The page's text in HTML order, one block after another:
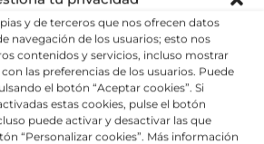
y de terceros que nos ofrecen datos
navegación de los usuarios; esto nos
contenidos y servicios, incluso mostrar
las preferencias de los usuarios. Puede
el botón “Aceptar cookies”. Si
estas cookies, pulse el botón
puede activar y desactivar las que
“Personalizar cookies”. Más información
que necesitas entre la amplia
Mazda disponibles. Decide qué
te interesa para disfrutar de
te interesan.